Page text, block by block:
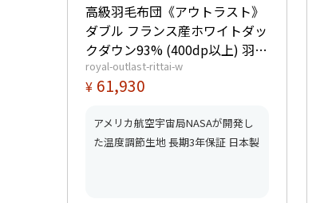
高級羽毛布団《アウトラスト》
ダブル フランス産ホワイトダッ
クダウン93% (400dp以上) 羽毛
量1.6kg 【5つ星ロイヤルゴール
ド取得】【グッドふとんマーク
royal-outlast-rittai-w
¥ 61,930
アメリカ航空宇宙局NASAが開発し
た温度調節生地 長期3年保証 日本製